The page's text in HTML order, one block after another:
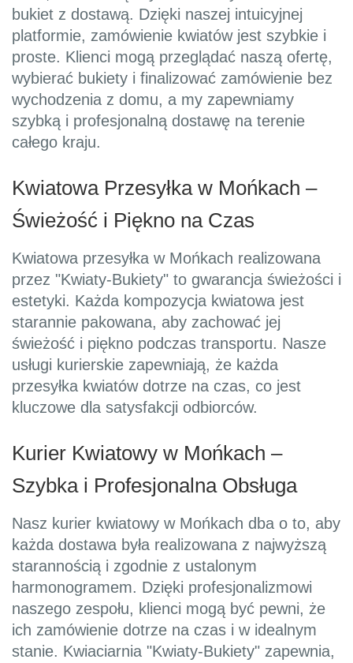
bukiet z dostawą. Dzięki naszej intuicyjnej
platformie, zamówienie kwiatów jest szybkie i
proste. Klienci mogą przeglądać naszą ofertę,
wybierać bukiety i finalizować zamówienie bez
wychodzenia z domu, a my zapewniamy
szybką i profesjonalną dostawę na terenie
całego kraju.
Kwiatowa Przesyłka w Mońkach –
Świeżość i Piękno na Czas
Kwiatowa przesyłka w Mońkach realizowana
przez "Kwiaty-Bukiety" to gwarancja świeżości i
estetyki. Każda kompozycja kwiatowa jest
starannie pakowana, aby zachować jej
świeżość i piękno podczas transportu. Nasze
usługi kurierskie zapewniają, że każda
przesyłka kwiatów dotrze na czas, co jest
kluczowe dla satysfakcji odbiorców.
Kurier Kwiatowy w Mońkach –
Szybka i Profesjonalna Obsługa
Nasz kurier kwiatowy w Mońkach dba o to, aby
każda dostawa była realizowana z najwyższą
starannością i zgodnie z ustalonym
harmonogramem. Dzięki profesjonalizmowi
naszego zespołu, klienci mogą być pewni, że
ich zamówienie dotrze na czas i w idealnym
stanie. Kwiaciarnia "Kwiaty-Bukiety" zapewnia,